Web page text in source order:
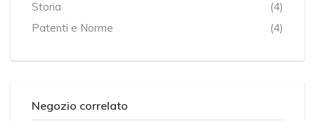
Storia
(4)
Patenti e Norme
(4)
Negozio correlato